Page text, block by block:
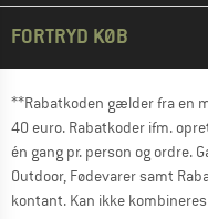
FORTRYD KØB
**Rabatkoden gælder fra en
40 euro. Rabatkoder ifm.
én gang pr. person og ordre.
Outdoor, Fødevarer samt
kontant. Kan ikke